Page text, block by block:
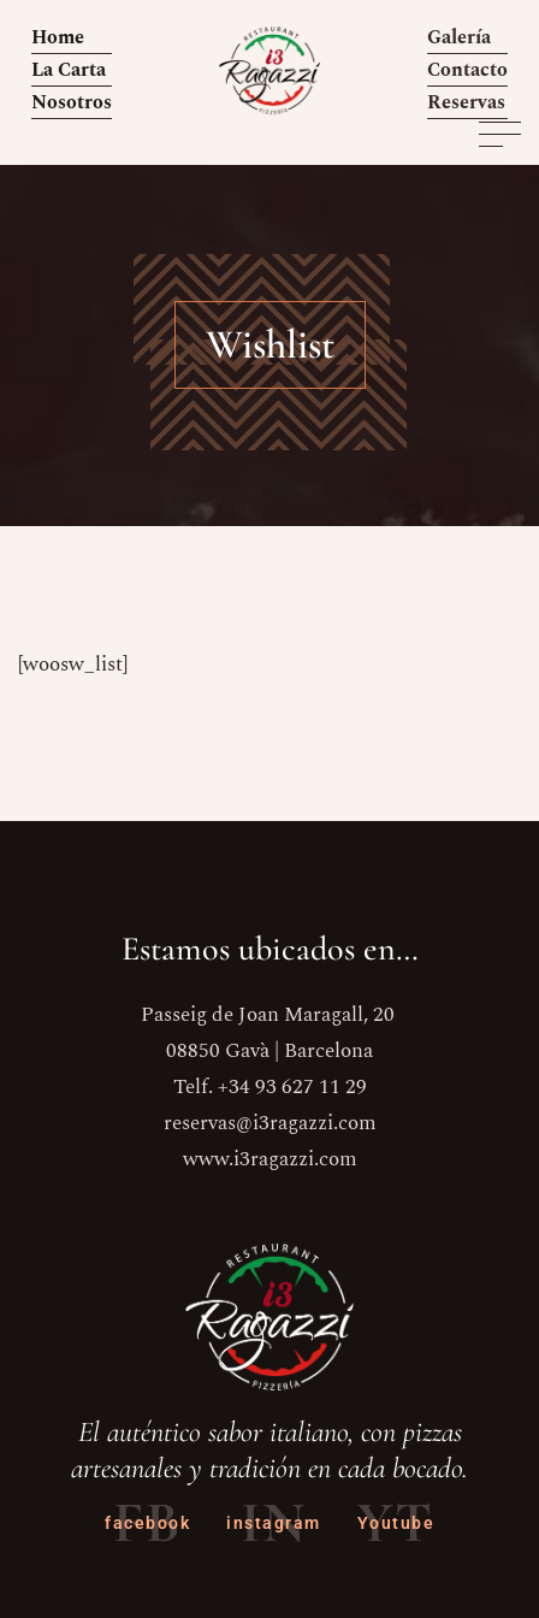
Home
La Carta
Nosotros
Galería
Contacto
Reservas
Wishlist
[woosw_list]
Estamos ubicados en…
Passeig de Joan Maragall, 20
08850 Gavà | Barcelona
Telf. +34 93 627 11 29
reservas@i3ragazzi.com
www.i3ragazzi.com
El auténtico sabor italiano, con pizzas
artesanales y tradición en cada bocado.
FB
facebook IN
instagram YT
Youtube